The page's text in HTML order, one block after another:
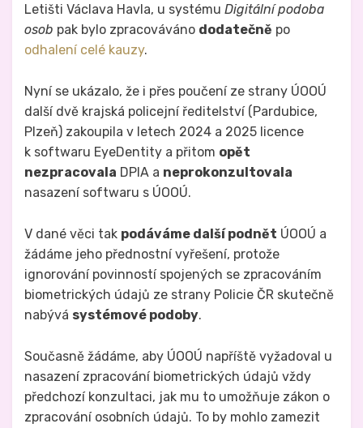
Letišti Václava Havla, u systému Digitální podoba
osob pak bylo zpracováváno dodatečně po
odhalení celé kauzy.
Nyní se ukázalo, že i přes poučení ze strany ÚOOÚ
další dvě krajská policejní ředitelství (Pardubice,
Plzeň) zakoupila v letech 2024 a 2025 licence
k softwaru EyeDentity a přitom opět
nezpracovala DPIA a neprokonzultovala
nasazení softwaru s ÚOOÚ.
V dané věci tak podáváme další podnět ÚOOÚ a
žádáme jeho přednostní vyřešení, protože
ignorování povinností spojených se zpracováním
biometrických údajů ze strany Policie ČR skutečně
nabývá systémové podoby.
Současně žádáme, aby ÚOOÚ napříště vyžadoval u
nasazení zpracování biometrických údajů vždy
předchozí konzultaci, jak mu to umožňuje zákon o
zpracování osobních údajů. To by mohlo zamezit